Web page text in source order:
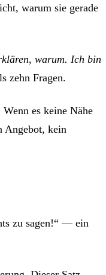
warum sie gerade
warum. Ich bin
zehn Fragen.
es keine Nähe
Angebot, kein
zu sagen!“ — ein